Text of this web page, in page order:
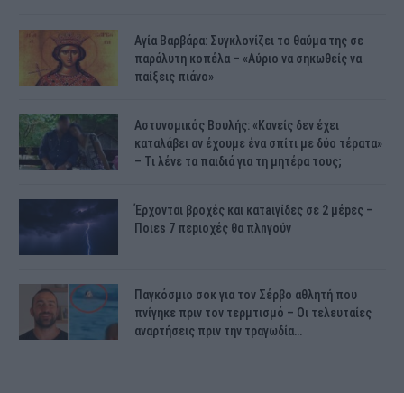
Αγία Βαρβάρα: Συγκλονίζει το θαύμα της σε
παράλυτη κοπέλα – «Αύριο να σηκωθείς να
παίξεις πιάνο»
Αστυνομικός Bουλής: «Κανείς δεν έχει
καταλάβει αν έχουμε ένα σπίτι με δύο τέρατα»
– Τι λένε τα παιδιά για τη μητέρα τους;
Έρχονται βροχές και κατaιγίδες σε 2 μέpες –
Ποιεs 7 πεpιοχές θα πλnγούν
Παγκόσμιο σοκ για τον Σέρβο αθλητή που
πνίγηκε πριν τον τερμτισμό – Οι τελευταίες
αναρτήσεις πριν την τραγωδία…